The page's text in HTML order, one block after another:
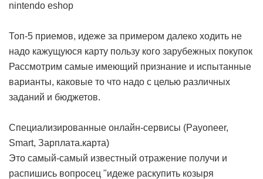
nintendo eshop
Топ-5 приемов, идеже за примером далеко ходить не
надо кажущуюся карту пользу кого зарубежных покупок
Рассмотрим самые имеющий признание и испытанные
варианты, каковые то что надо с целью различных
заданий и бюджетов.
Специализированные онлайн-сервисы (Payoneer,
Smart, Зарплата.карта)
Это самый-самый известный отражение получи и
распишись вопросец "идеже раскупить козыря